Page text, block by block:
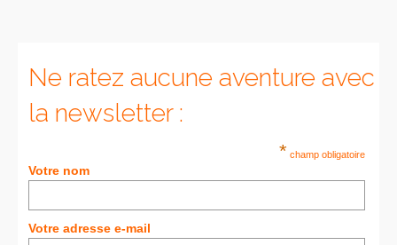
Royaume-Uni
GUIDES FOOD
– Berlin
– Munich
Ne ratez aucune aventure avec
la newsletter :
* champ obligatoire
Votre nom
Votre adresse e-mail